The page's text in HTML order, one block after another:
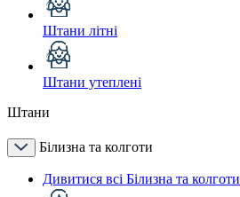
Штани літні
Штани утеплені
Штани
Білизна та колготи
Дивитися всі Білизна та колготи